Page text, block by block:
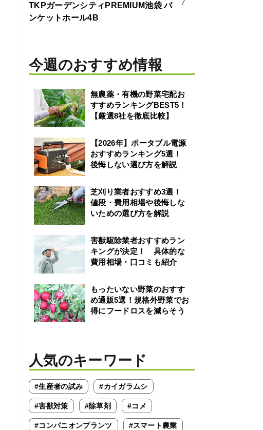
TKPガーデンシティPREMIUM池袋 バ
ンケットホール4B
今週のおすすめ情報
無農薬・有機の野菜宅配お
すすめランキングBEST5！
【厳選8社を徹底比較】
【2026年】ポータブル電源
おすすめランキング5選！
後悔しない選び方を解説
芝刈り業者おすすめ3選！
値段・費用相場や後悔しな
いための選び方を解説
害獣駆除業者おすすめラン
キングが決定！ 具体的な
費用相場・口コミも紹介
もったいない野菜のおすす
め通販5選！規格外野菜でお
得にフードロスを減らそう
人気のキーワード
#生産者の試み #カイガラムシ
#害獣対策 #除草剤 #コメ
#コンパニオンプランツ #スマート農業